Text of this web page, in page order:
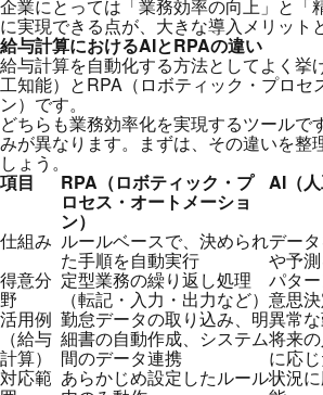
企業にとっては「業務効率の向上」と「
に実現できる点が、大きな導入メリット
給与計算におけるAIとRPAの違い
給与計算を自動化する方法としてよく挙
工知能）とRPA（ロボティック・プロセ
ン）です。
どちらも業務効率化を実現するツールで
みが異なります。まずは、その違いを整
しょう。
項目 RPA（ロボティック・プ
ロセス・オートメーショ
ン）
AI（人
仕組み ルールベースで、決められ
た手順を自動実行
デー
や予
得意分
野
定型業務の繰り返し処理
（転記・入力・出力など）
パタ
意思
活用例
（給与
計算）
勤怠データの取り込み、明
細書の自動作成、システム
間のデータ連携
異常な
将来
に応
対応範 あらかじめ設定したルール状況